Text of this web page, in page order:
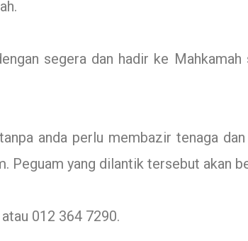
segera dan hadir ke
anda perlu membazir tenaga
Peguam yang dilantik tersebut akan
012 364 7290.